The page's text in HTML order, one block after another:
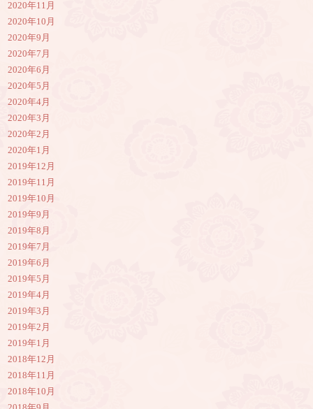
2020年11月
2020年10月
2020年9月
2020年7月
2020年6月
2020年5月
2020年4月
2020年3月
2020年2月
2020年1月
2019年12月
2019年11月
2019年10月
2019年9月
2019年8月
2019年7月
2019年6月
2019年5月
2019年4月
2019年3月
2019年2月
2019年1月
2018年12月
2018年11月
2018年10月